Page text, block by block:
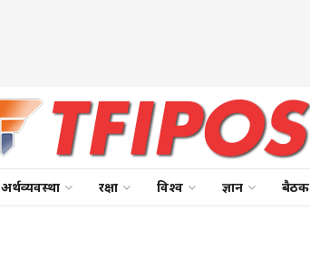
अर्थव्यवस्था रक्षा विश्व ज्ञान बैठक